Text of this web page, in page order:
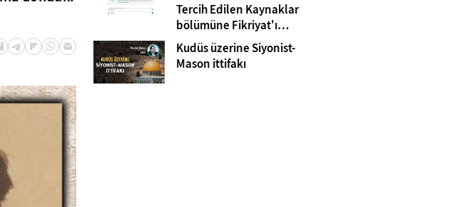
Tercih Edilen Kaynaklar
bölümüne Fikriyat'ı
eklemeyi unutmayın!
Kudüs üzerine Siyonist-
Mason ittifakı